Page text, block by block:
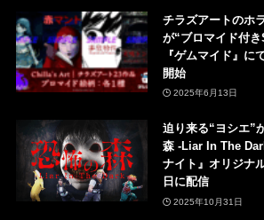
チラズアートのホ
が“ブロマイド付
『ゲムマイド』に
開始
2025年6月13日
迫り来る“ヨシエ”
森 -Liar In The
ナイト』オリジナ
日に配信
2025年10月31日